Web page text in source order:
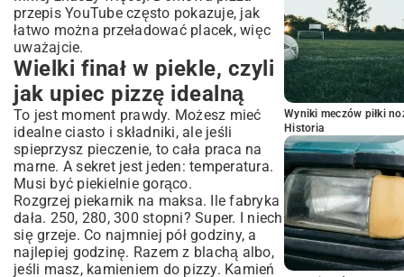
przepis YouTube często pokazuje, jak
łatwo można przeładować placek, więc
uważajcie.
Wielki finał w piekle, czyli
jak upiec pizzę idealną
To jest moment prawdy. Możesz mieć
idealne ciasto i składniki, ale jeśli
spieprzysz pieczenie, to cała praca na
marne. A sekret jest jeden: temperatura.
Musi być piekielnie gorąco.
Rozgrzej piekarnik na maksa. Ile fabryka
dała. 250, 280, 300 stopni? Super. I niech
się grzeje. Co najmniej pół godziny, a
najlepiej godzinę. Razem z blachą albo,
jeśli masz, kamieniem do pizzy. Kamień
Wyniki meczów piłki
Historia